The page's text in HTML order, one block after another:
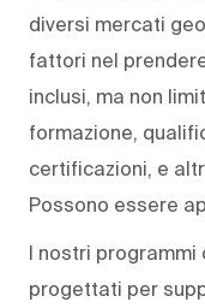
diversi mercati
fattori nel
inclusi, ma non
formazione,
certificazioni, e
Possono essere
I nostri programmi
progettati per